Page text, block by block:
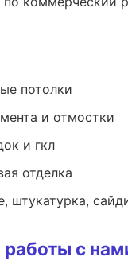
потолки
и отмостки
и гкл
отделка
штукатурка,
с